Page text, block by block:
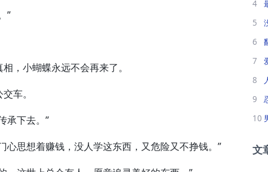
”
小蝴蝶永远不会再来了。
车。
下去。”
想着赚钱，没人学这东西，又危险又不挣钱。”
4
5
6
7
8
9
10
文